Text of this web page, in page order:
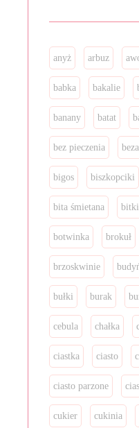
anyż arbuz
babka bakalie
banany batat
bez pieczenia beza
bigos biszkopciki
bita śmietana bitki
botwinka brokuł
brzoskwinie
bułki burak
cebula chałka
ciastka ciasto
ciasto parzone
cukier cukinia